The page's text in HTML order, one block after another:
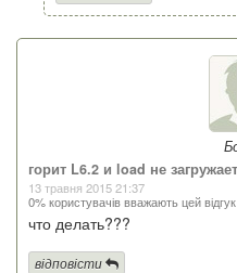
горит L6.2 и load не
13 травня 2015 21:37
0% користувачів вважають цей
что делать???
відповісти